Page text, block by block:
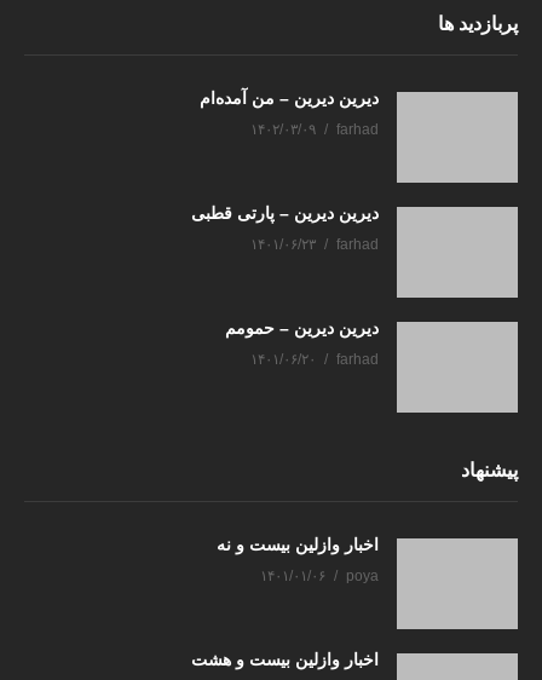
پربازدید ها
دیرین دیرین – من آمده‌ام
farhad ۱۴۰۲/۰۳/۰۹
دیرین دیرین – پارتی قطبی
farhad ۱۴۰۱/۰۶/۲۳
دیرین دیرین – حمومم
farhad ۱۴۰۱/۰۶/۲۰
پیشنهاد
اخبار وازلین بیست و نه
poya ۱۴۰۱/۰۱/۰۶
اخبار وازلین بیست و هشت